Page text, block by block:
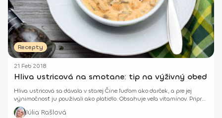
Recepty
21 Feb 2018
Hliva ustricová na smotane: tip na výživný obed
Hliva ustricová sa dávala v starej Číne ľuďom ako darček, a pre jej
výnimočnosť ju používali ako platidlo. Obsahuje veľa vitamínov. Priprav
si ju na smotane a maj z nej chutný zdravý obed.
Júlia Rašlová